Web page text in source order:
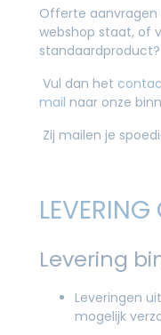
Offerte aanvragen
webshop staat, of
standaardproduct?
Vul dan het
mail naar onze
Zij mailen je
Levering
Leveringen
mogelijk